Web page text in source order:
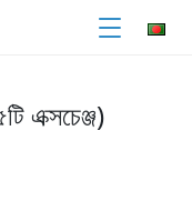
এক্সচেঞ্জ)